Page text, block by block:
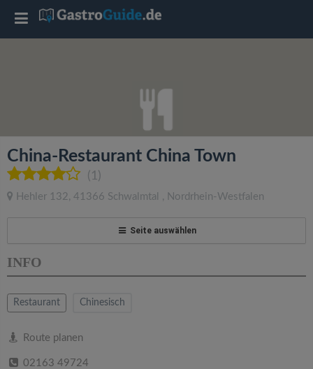
China-Restaurant China Town
(1)
Hehler 132, 41366 Schwalmtal , Nordrhein-Westfalen
Seite auswählen
INFO
Restaurant Chinesisch
Route planen
02163 49724
T
l
e
a
v